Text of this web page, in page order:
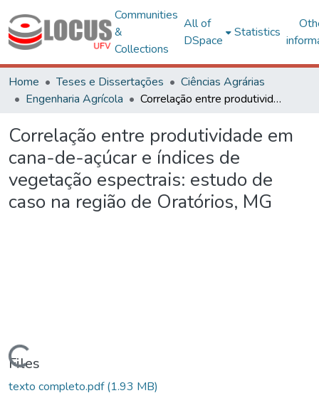
Communities
&
Collections
All of
DSpace
Statistics
Home Teses e Dissertações
Ciências Agrárias
Engenharia Agrícola
Correlação entre produtividade em cana-de-açúcar e índices de vegetação espectrais: estudo de caso na região de Oratórios, MG
Correlação entre produtividade em
cana-de-açúcar e índices de
vegetação espectrais: estudo de
caso na região de Oratórios, MG
Files
texto completo.pdf(1.93 MB)